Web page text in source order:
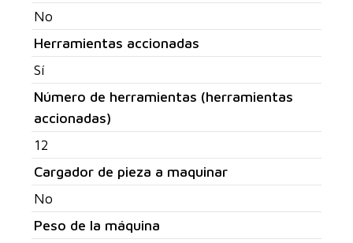
No
Herramientas accionadas
Sí
Número de herramientas (herramientas
accionadas)
12
Cargador de pieza a maquinar
No
Peso de la máquina